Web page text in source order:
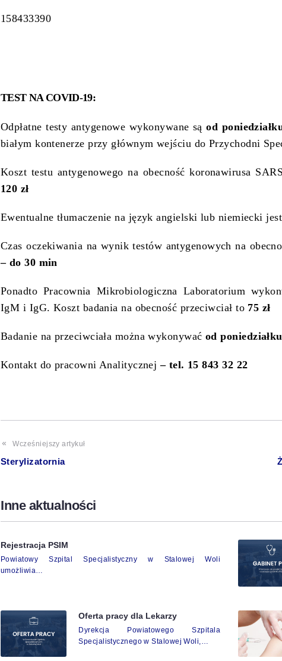
158433390
TEST NA COVID-19:
Odpłatne testy antygenowe wykonywane sąod
białym kontenerze przy głównym wejściu do Przychodni
Koszt testu antygenowego na obecność koronawirusa
120 zł
Ewentualne tłumaczenie na język angielski lub niemiecki
Czas oczekiwania na wynik testów antygenowych na
– do 30 min
Ponadto Pracownia Mikrobiologiczna Laboratorium
IgM i IgG. Koszt badania na obecność przeciwciał to 75 zł
Badanie na przeciwciała można wykonywać od
Kontakt do pracowni Analitycznej– tel. 15 843 32 22
Wcześniejszy artykuł
Sterylizatornia
Inne aktualności
Rejestracja PSIM
Powiatowy Szpital Specjalistyczny w Stalowej Woli
umożliwia…
Oferta pracy dla Lekarzy
Dyrekcja Powiatowego Szpitala
Specjalistycznego w Stalowej Woli,…